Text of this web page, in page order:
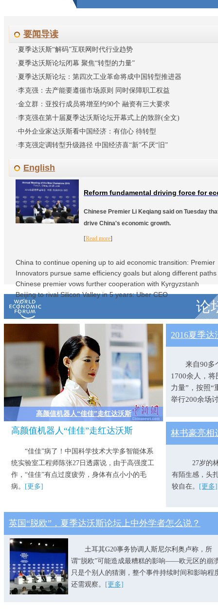
要闻导读
· 夏季达沃斯“解码”互联网时代行业趋势
· 夏季达沃斯论坛闭幕 聚焦“转型的力量”
· 夏季达沃斯论坛：第四次工业革命将成中国转型推进器
·李克强：去产能要遵循市场原则 同时保障职工权益
·金立群：亚投行成员将增至约90个 融资有三大要求
·李克强在第十届夏季达沃斯论坛开幕式上的致辞(全文)
·中外企业家达沃斯看中国经济：有信心 待转型
·李克强定调转型升级路径 中国经济喜“新”不厌“旧”
English
Reform fundamental driving force for
Chinese Premier Li Keqiang said on Tuesday
drive China's economic growth.
[Read more]
China to continue opening up to aid economic transition: Premier
Innovators pursue same efficiency goals but along different paths
Chinese premier vows further cooperation with Kyrgyzstanh
Beijing to rival Silicon Valley in 5 years: Uber CEO
论
高颜值机器人“佳佳”走红达沃斯
高颜值机器人“佳佳”走红达沃斯
“佳佳”病了！中国科学技术大学多智能体系
统实验室工程师陈张27日透露说，由于高强度工
作，“佳佳”有点过度疲劳，身体有点小小的毛
病。
[更多]
2016夏季
来自90多个
1700余人，
力量”，按照“
举行200余场
林书豪亮相
27岁的林书
有陌生感，头
较自在。
[更多]
英国“脱欧”，夏季达沃斯论坛上中外学者怎么说？
土耳其G20事务协调人斯尼尔利奥卢称，所
谓“脱欧”可能造成最糟糕的影响——欧元区的崩
只是个别人的猜测，整个事件持续时间和影响程
还需观察。
[更多]